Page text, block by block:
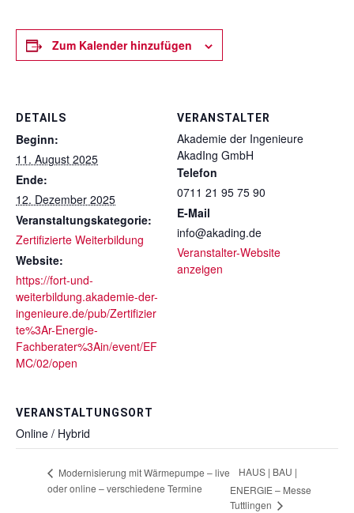
Zum Kalender hinzufügen
DETAILS
Beginn:
11. August 2025
Ende:
12. Dezember 2025
Veranstaltungskategorie:
Zertifizierte Weiterbildung
Website:
https://fort-und-
weiterbildung.akademie-der-
ingenieure.de/pub/Zertifizier
te%3Ar-Energie-
Fachberater%3Ain/event/EF
MC/02/open
VERANSTALTER
Akademie der Ingenieure
AkadIng GmbH
Telefon
0711 21 95 75 90
E-Mail
info@akading.de
Veranstalter-Website
anzeigen
VERANSTALTUNGSORT
Online / Hybrid
Modernisierung mit Wärmepumpe – live
oder online – verschiedene Termine
HAUS | BAU |
ENERGIE – Messe
Tuttlingen